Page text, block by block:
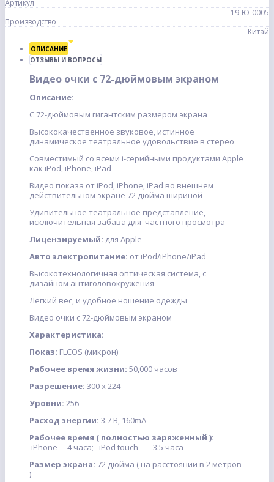
Артикул
19-Ю-0005
Производство
Китай
ОПИСАНИЕ
ОТЗЫВЫ И ВОПРОСЫ
Видео очки с 72-дюймовым экраном
Описание:
С 72-дюймовым гигантским размером экрана
Высококачественное звуковое, истинное
динамическое театральное удовольствие в стерео
Совместимый со всеми i-серийными продуктами Apple
как iPod, iPhone, iPad
Видео показа от iPod, iPhone, iPad во внешнем
действительном экране 72 дюйма шириной
Удивительное театральное представление,
исключительная забава для частного просмотра
Лицензируемый: для Apple
Авто электропитание: от iPod/iPhone/iPad
Высокотехнологичная оптическая система, с
дизайном антиголовокружения
Легкий вес, и удобное ношение одежды
Видео очки с 72-дюймовым экраном
Характеристика:
Показ: FLCOS (микрон)
Рабочее время жизни: 50,000 часов
Разрешение: 300 x 224
Уровни: 256
Расход энергии: 3.7 В, 160mA
Рабочее время ( полностью заряженный ):
iPhone----4 часа; iPod touch------3.5 часа
Размер экрана: 72 дюйма ( на расстоянии в 2 метров
)